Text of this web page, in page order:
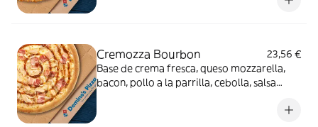
Cremozza Bourbon
23,56 €
Base de crema fresca, queso mozzarella,
bacon, pollo a la parrilla, cebolla, salsa